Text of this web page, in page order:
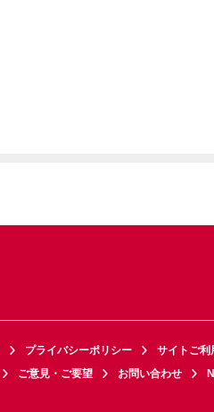
プライバシーポリシー サイトご利
ご意見・ご要望 お問い合わせ